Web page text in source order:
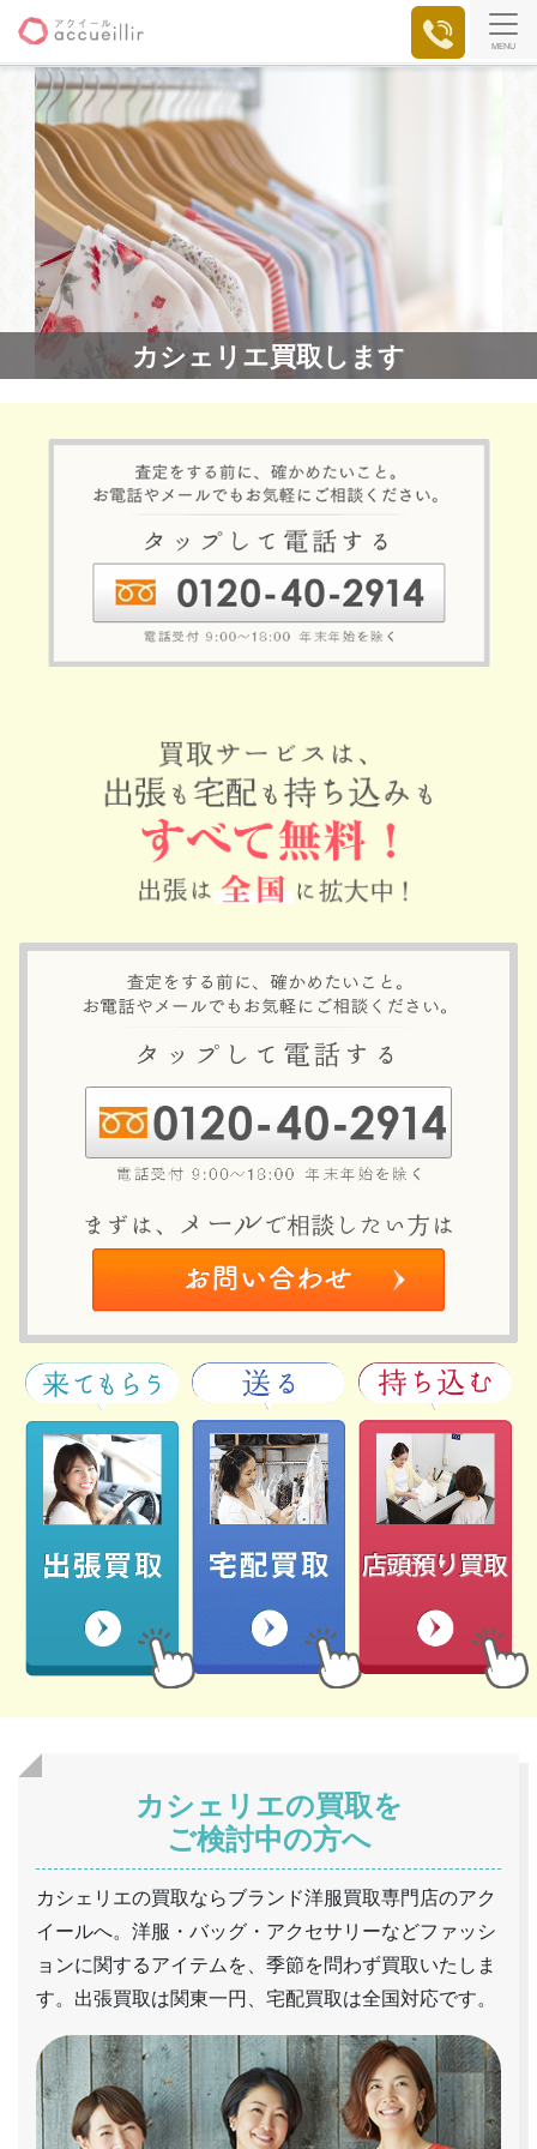
MENU
カシェリエ買取します
カシェリエの買取を
ご検討中の方へ
カシェリエの買取ならブランド洋服買取専門店のアク
イールへ。洋服・バッグ・アクセサリーなどファッシ
ョンに関するアイテムを、季節を問わず買取いたしま
す。出張買取は関東一円、宅配買取は全国対応です。